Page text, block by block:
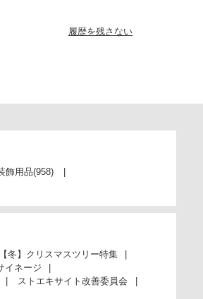
履歴を残さない
飾用品(958)
【冬】クリスマスツリー特集
イネージ
ストエキサイト改善委員会